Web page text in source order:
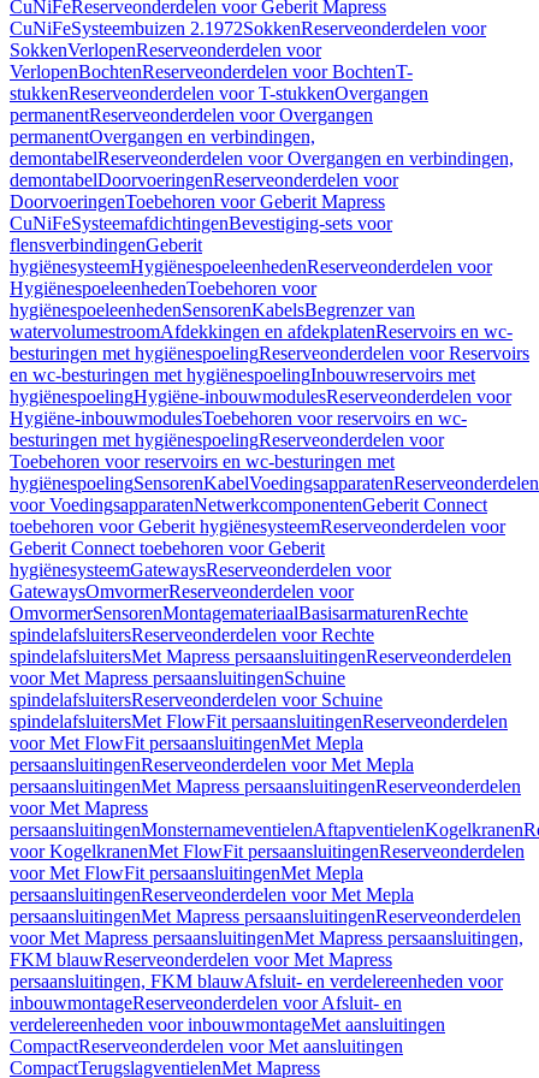
CuNiFeReserveonderdelen voor Geberit Mapress
CuNiFeSysteembuizen 2.1972SokkenReserveonderdelen voor
SokkenVerlopenReserveonderdelen voor
VerlopenBochtenReserveonderdelen voor BochtenT-
stukkenReserveonderdelen voor T-stukkenOvergangen
permanentReserveonderdelen voor Overgangen
permanentOvergangen en verbindingen,
demontabelReserveonderdelen voor Overgangen en verbindingen,
demontabelDoorvoeringenReserveonderdelen voor
DoorvoeringenToebehoren voor Geberit Mapress
CuNiFeSysteemafdichtingenBevestiging-sets voor
flensverbindingenGeberit
hygiënesysteemHygiënespoeleenhedenReserveonderdelen voor
HygiënespoeleenhedenToebehoren voor
hygiënespoeleenhedenSensorenKabelsBegrenzer van
watervolumestroomAfdekkingen en afdekplatenReservoirs en wc-
besturingen met hygiënespoelingReserveonderdelen voor Reservoirs
en wc-besturingen met hygiënespoelingInbouwreservoirs met
hygiënespoelingHygiëne-inbouwmodulesReserveonderdelen voor
Hygiëne-inbouwmodulesToebehoren voor reservoirs en wc-
besturingen met hygiënespoelingReserveonderdelen voor
Toebehoren voor reservoirs en wc-besturingen met
hygiënespoelingSensorenKabelVoedingsapparatenReserveonderdelen
voor VoedingsapparatenNetwerkcomponentenGeberit Connect
toebehoren voor Geberit hygiënesysteemReserveonderdelen voor
Geberit Connect toebehoren voor Geberit
hygiënesysteemGatewaysReserveonderdelen voor
GatewaysOmvormerReserveonderdelen voor
OmvormerSensorenMontagemateriaalBasisarmaturenRechte
spindelafsluitersReserveonderdelen voor Rechte
spindelafsluitersMet Mapress persaansluitingenReserveonderdelen
voor Met Mapress persaansluitingenSchuine
spindelafsluitersReserveonderdelen voor Schuine
spindelafsluitersMet FlowFit persaansluitingenReserveonderdelen
voor Met FlowFit persaansluitingenMet Mepla
persaansluitingenReserveonderdelen voor Met Mepla
persaansluitingenMet Mapress persaansluitingenReserveonderdelen
voor Met Mapress
persaansluitingenMonsternameventielenAftapventielenKogelkranen
voor KogelkranenMet FlowFit persaansluitingenReserveonderdelen
voor Met FlowFit persaansluitingenMet Mepla
persaansluitingenReserveonderdelen voor Met Mepla
persaansluitingenMet Mapress persaansluitingenReserveonderdelen
voor Met Mapress persaansluitingenMet Mapress persaansluitingen,
FKM blauwReserveonderdelen voor Met Mapress
persaansluitingen, FKM blauwAfsluit- en verdelereenheden voor
inbouwmontageReserveonderdelen voor Afsluit- en
verdelereenheden voor inbouwmontageMet aansluitingen
CompactReserveonderdelen voor Met aansluitingen
CompactTerugslagventielenMet Mapress